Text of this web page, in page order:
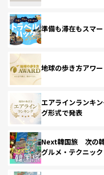
準備も滞在もスマ
地球の歩き方アワ
エアラインランキ
グ形式で発表
Next韓国旅 次の韓
グルメ・テクニック